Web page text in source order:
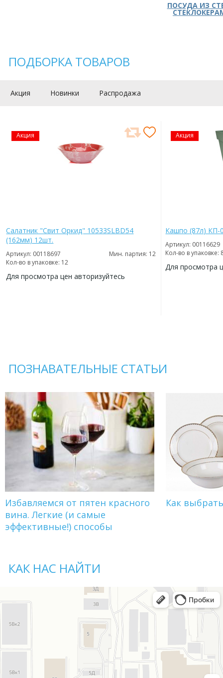
ПОСУДА ИЗ
ПОДБОРКА ТОВАРОВ
Акция Новинки Распродажа
Акция
Салатник "Свит Оркид" 10533SLBD54
(162мм) 12шт.
Артикул: 00118697
Мин. партия: 12
Кол-во в упаковке: 12
Для просмотра цен авторизуйтесь
Акция
Кашпо (87л) КП-
Артикул: 00116629
Кол-во в упаковке:
Для просмотра
ПОЗНАВАТЕЛЬНЫЕ СТАТЬИ
Избавляемся от пятен красного
вина. Легкие (и самые
эффективные!) способы
Как
КАК НАС НАЙТИ